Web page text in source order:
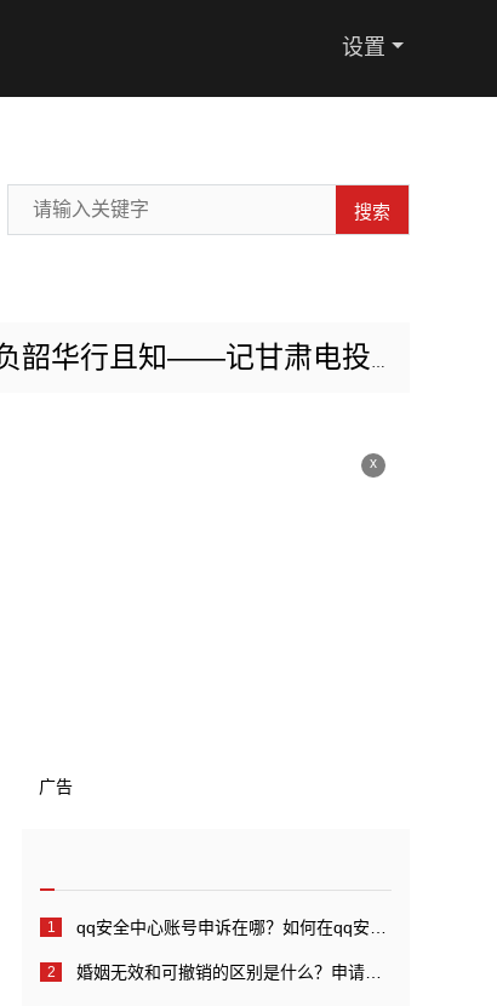
设置
搜索
——记甘肃电投张掖电厂扩建项目部李特
x
广告